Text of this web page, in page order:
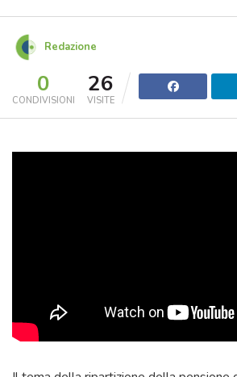
Redazione
0
CONDIVISIONI
26
VISITE